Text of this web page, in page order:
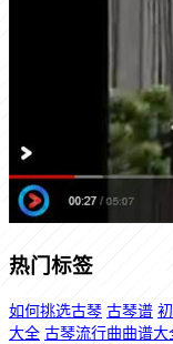
热门标签
如何挑选古琴 古琴谱
大全 古琴流行曲曲谱大